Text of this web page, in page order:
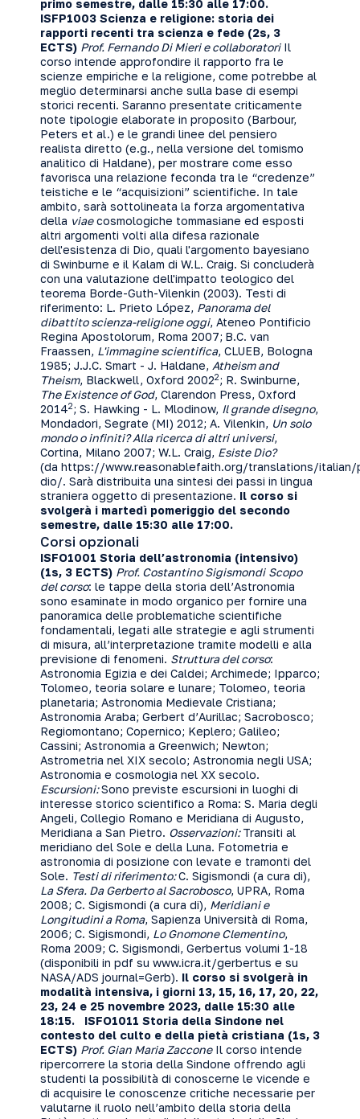
primo semestre, dalle 15:30 alle 17:00.
ISFP1003 Scienza e religione: storia dei
rapporti recenti tra scienza e fede (2s, 3
ECTS) Prof. Fernando Di Mieri e collaboratoriIl
corso intende approfondire il rapporto fra le
scienze empiriche e la religione, come potrebbe al
meglio determinarsi anche sulla base di esempi
storici recenti. Saranno presentate criticamente
note tipologie elaborate in proposito (Barbour,
Peters et al.) e le grandi linee del pensiero
realista diretto (e.g., nella versione del tomismo
analitico di Haldane), per mostrare come esso
favorisca una relazione feconda tra le “credenze”
teistiche e le “acquisizioni” scientifiche. In tale
ambito, sarà sottolineata la forza argomentativa
della viaecosmologiche tommasiane ed esposti
altri argomenti volti alla difesa razionale
dell'esistenza di Dio, quali l'argomento bayesiano
di Swinburne e il Kalam di W.L. Craig. Si concluderà
con una valutazione dell'impatto teologico del
teorema Borde-Guth-Vilenkin (2003). Testi di
riferimento: L. Prieto López, Panorama del
dibattito scienza-religione oggi, Ateneo Pontificio
Regina Apostolorum, Roma 2007; B.C. van
Fraassen, L'immagine scientifica, CLUEB, Bologna
1985; J.J.C. Smart - J. Haldane, Atheism and
Theism, Blackwell, Oxford 20022; R. Swinburne,
The Existence of God, Clarendon Press, Oxford
20142; S. Hawking - L. Mlodinow, Il grande disegno,
Mondadori, Segrate (MI) 2012; A. Vilenkin, Un solo
mondo o infiniti? Alla ricerca di altri universi,
Cortina, Milano 2007; W.L. Craig, Esiste Dio?
(da https://www.reasonablefaith.org/translations/
dio/. Sarà distribuita una sintesi dei passi in lingua
straniera oggetto di presentazione. Il corso si
svolgerà i martedì pomeriggio del secondo
semestre, dalle 15:30 alle 17:00.
Corsi opzionali
ISFO1001 Storia dell’astronomia (intensivo)
(1s, 3 ECTS) Prof. Costantino Sigismondi Scopo
del corso: le tappe della storia dell’Astronomia
sono esaminate in modo organico per fornire una
panoramica delle problematiche scientifiche
fondamentali, legati alle strategie e agli strumenti
di misura, all’interpretazione tramite modelli e alla
previsione di fenomeni. Struttura del corso:
Astronomia Egizia e dei Caldei; Archimede; Ipparco;
Tolomeo, teoria solare e lunare; Tolomeo, teoria
planetaria; Astronomia Medievale Cristiana;
Astronomia Araba; Gerbert d’Aurillac; Sacrobosco;
Regiomontano; Copernico; Keplero; Galileo;
Cassini; Astronomia a Greenwich; Newton;
Astrometria nel XIX secolo; Astronomia negli USA;
Astronomia e cosmologia nel XX secolo.
Escursioni:Sono previste escursioni in luoghi di
interesse storico scientifico a Roma: S. Maria degli
Angeli, Collegio Romano e Meridiana di Augusto,
Meridiana a San Pietro. Osservazioni:Transiti al
meridiano del Sole e della Luna. Fotometria e
astronomia di posizione con levate e tramonti del
Sole. Testi di riferimento:C. Sigismondi (a cura di),
La Sfera. Da Gerberto al Sacrobosco, UPRA, Roma
2008; C. Sigismondi (a cura di), Meridiani e
Longitudini a Roma, Sapienza Università di Roma,
2006; C. Sigismondi, Lo Gnomone Clementino,
Roma 2009; C. Sigismondi, Gerbertus volumi 1-18
(disponibili in pdf su www.icra.it/gerbertus e su
NASA/ADS journal=Gerb). Il corso si svolgerà in
modalità intensiva, i giorni 13, 15, 16, 17, 20, 22,
23, 24 e 25 novembre 2023, dalle 15:30 alle
18:15.
ISFO1011 Storia della Sindone nel
contesto del culto e della pietà cristiana (1s, 3
ECTS) Prof. Gian Maria ZacconeIl corso intende
ripercorrere la storia della Sindone offrendo agli
studenti la possibilità di conoscerne le vicende e
di acquisire le conoscenze critiche necessarie per
valutarne il ruolo nell’ambito della storia della